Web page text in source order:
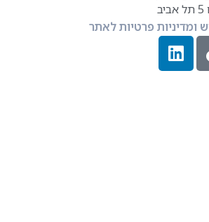
ומדיניות פרטיות לאתר